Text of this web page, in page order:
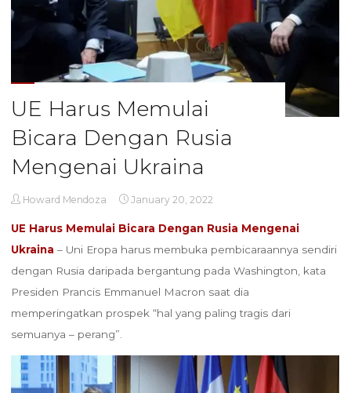
UE Harus Memulai
Bicara Dengan Rusia
Mengenai Ukraina
Howard Mendoza January 20, 2022
UE Harus Memulai Bicara Dengan Rusia Mengenai
Ukraina – Uni Eropa harus membuka pembicaraannya sendiri
dengan Rusia daripada bergantung pada Washington, kata
Presiden Prancis Emmanuel Macron saat dia
memperingatkan prospek “hal yang paling tragis dari
semuanya – perang”.